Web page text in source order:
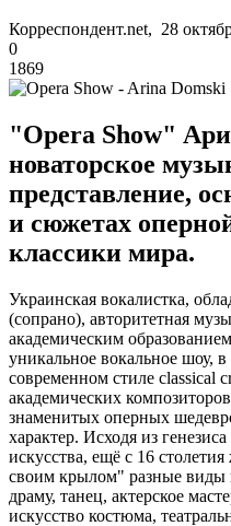
Корреспондент.net, 28
0
1869
"Opera Show"
новаторское
представление,
и сюжетах
классики мира.
Украинская вокалистка,
(сопрано), авторитетная
академическим
уникальное вокальное шоу,
современном стиле classical
академических
знаменитых оперных
характер. Исходя из
искусства, ещё с 16
своим крылом" разные виды
драму, танец, актерское
искусство костюма,